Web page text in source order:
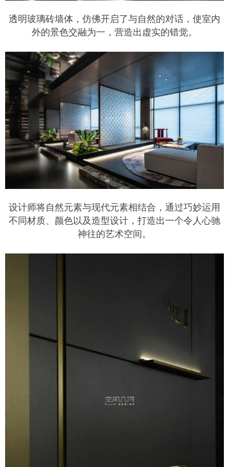
透明玻璃砖墙体，仿佛开启了与自然的对话，使室内
外的景色交融为一，营造出虚实的错觉。
设计师将自然元素与现代元素相结合，通过巧妙运用
不同材质、颜色以及造型设计，打造出一个令人心驰
神往的艺术空间。